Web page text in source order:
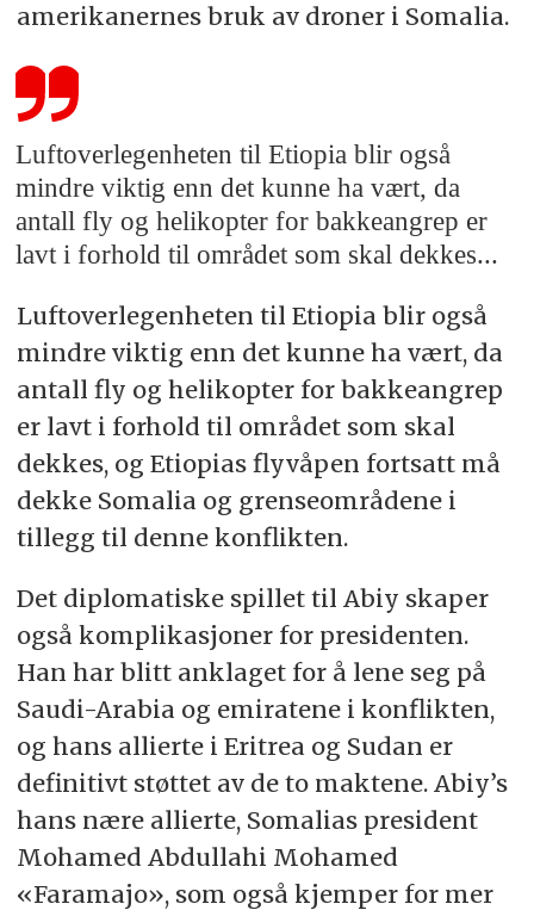
amerikanernes bruk av droner i Somalia.
Luftoverlegenheten til Etiopia blir også
mindre viktig enn det kunne ha vært, da
antall fly og helikopter for bakkeangrep er
lavt i forhold til området som skal dekkes...
Luftoverlegenheten til Etiopia blir også
mindre viktig enn det kunne ha vært, da
antall fly og helikopter for bakkeangrep
er lavt i forhold til området som skal
dekkes, og Etiopias flyvåpen fortsatt må
dekke Somalia og grenseområdene i
tillegg til denne konflikten.
Det diplomatiske spillet til Abiy skaper
også komplikasjoner for presidenten.
Han har blitt anklaget for å lene seg på
Saudi-Arabia og emiratene i konflikten,
og hans allierte i Eritrea og Sudan er
definitivt støttet av de to maktene. Abiy’s
hans nære allierte, Somalias president
Mohamed Abdullahi Mohamed
«Faramajo», som også kjemper for mer